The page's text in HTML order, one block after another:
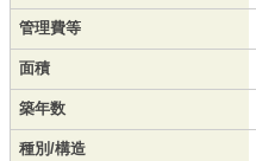
管理費等
面積
築年数
種別/構造